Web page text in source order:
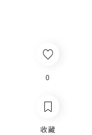
0
收藏